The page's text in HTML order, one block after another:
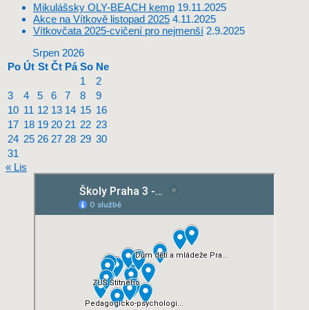
Mikulášsky OLY-BEACH kemp 19.11.2025
Akce na Vítkově listopad 2025 4.11.2025
Vítkovčata 2025-cvičení pro nejmenší 2.9.2025
Srpen 2026
Po Út St Čt Pá So Ne
1
2
3
4 5 6 7 8
9
10 11 12 13 14 15 16
17 18 19 20 21 22 23
24 25 26 27 28 29 30
31
« Lis